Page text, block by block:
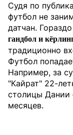
Судя по
футбол не
датчан.
гандбол и
традиционно
Футбол
Например, за
"Кайрат" 22-
столицы Дании
месяцев.